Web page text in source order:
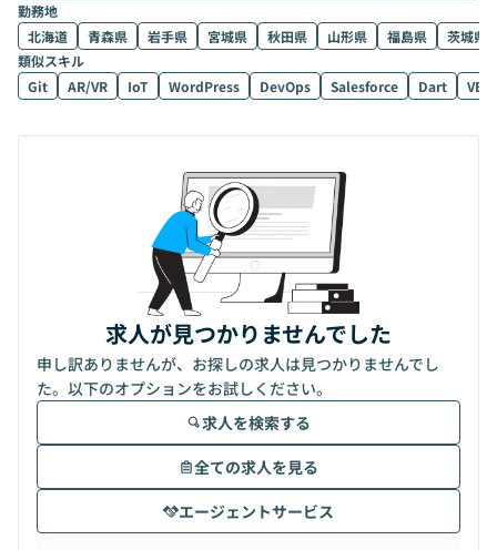
勤務地
北海道
青森県 岩手県 宮城県 秋田県 山形県 福島県
茨城県
類似スキル
Git
AR/VR IoT WordPress DevOps Salesforce Dart
求人が見つかりませんでした
申し訳ありませんが、お探しの求人は見つかりませんでし
た。以下のオプションをお試しください。
求人を検索する
全ての求人を見る
エージェントサービス